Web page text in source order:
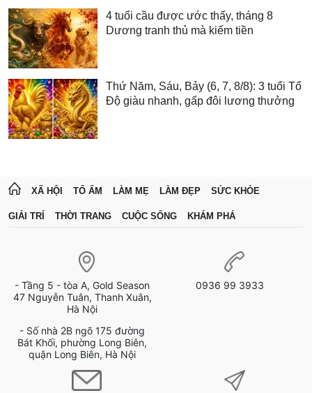
4 tuổi cầu được ước thấy, tháng 8
Dương tranh thủ mà kiếm tiền
Thứ Năm, Sáu, Bảy (6, 7, 8/8): 3 tuổi Tổ
Độ giàu nhanh, gấp đôi lương thưởng
XÃ HỘI TỔ ẤM LÀM MẸ LÀM ĐẸP SỨC KHỎE
GIẢI TRÍ THỜI TRANG CUỘC SỐNG KHÁM PHÁ
- Tầng 5 - tòa A, Gold Season
47 Nguyễn Tuân, Thanh Xuân,
Hà Nội
- Số nhà 2B ngõ 175 đường
Bát Khối, phường Long Biên,
quận Long Biên, Hà Nội
0936 99 3933